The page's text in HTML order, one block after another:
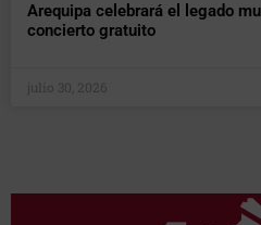
Arequipa celebrará el legado
concierto gratuito
julio 30, 2026